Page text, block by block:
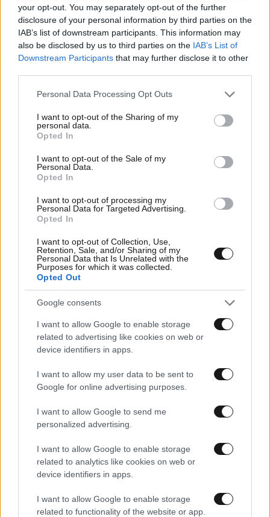
your opt-out. You may separately opt-out of the further
disclosure of your personal information by third parties on the
IAB’s list of downstream participants. This information may
also be disclosed by us to third parties on the IAB’s List of
Downstream Participants that may further disclose it to other
Please note that this website/app uses one or more Google
not limited to your visit or usage behaviour. You may click to
grant or deny consent to Google and its third-party tags to
use your data for below specified purposes in below Google
consent section.
Personal Data Processing Opt Outs
I want to opt-out of the Sharing of my
personal data.
Opted In
I want to opt-out of the Sale of my
Personal Data.
Opted In
I want to opt-out of processing my
Personal Data for Targeted Advertising.
Opted In
I want to opt-out of Collection, Use,
Retention, Sale, and/or Sharing of my
Personal Data that Is Unrelated with the
Purposes for which it was collected.
Opted Out
Google consents
I want to allow Google to enable storage
related to advertising like cookies on web or
device identifiers in apps.
I want to allow my user data to be sent to
Google for online advertising purposes.
I want to allow Google to send me
personalized advertising.
I want to allow Google to enable storage
related to analytics like cookies on web or
device identifiers in apps.
I want to allow Google to enable storage
related to functionality of the website or app.
29·03·2026 16:08
Το πρόγραμμα του Πρωθυπουργού Κυριάκου Μητσοτάκη
για τη Δευτέρα 30 Μαρτίου
26·03·2026 09:49
Το ζεϊμπέκικο νεαρού στο κέντρο της Αθήνας μετά την
παρέλαση που έκλεψε όλα τα βλέμματα – Δείτε βίντεο
«Το Ζάππειο δεν πωλείται»: Ηπειρώτες έστειλαν μήνυμα
με χορούς και κλαρίνα κατά του νόμου για τα